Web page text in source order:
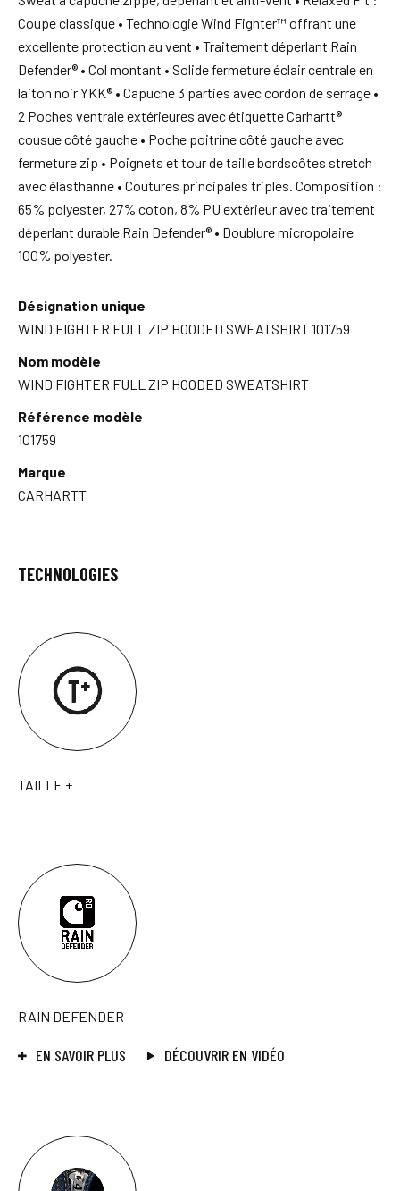
Coupe classique • Technologie Wind Fighter™ offrant une
excellente protection au vent • Traitement déperlant Rain
Defender® • Col montant • Solide fermeture éclair centrale en
laiton noir YKK® • Capuche 3 parties avec cordon de serrage •
2 Poches ventrale extérieures avec étiquette Carhartt®
cousue côté gauche • Poche poitrine côté gauche avec
fermeture zip • Poignets et tour de taille bordscôtes stretch
avec élasthanne • Coutures principales triples. Composition :
65% polyester, 27% coton, 8% PU extérieur avec traitement
déperlant durable Rain Defender® • Doublure micropolaire
100% polyester.
Désignation unique
WIND FIGHTER FULL ZIP HOODED SWEATSHIRT 101759
Nom modèle
WIND FIGHTER FULL ZIP HOODED SWEATSHIRT
Référence modèle
101759
Marque
CARHARTT
TECHNOLOGIES
TAILLE +
RAIN DEFENDER
EN SAVOIR PLUS DÉCOUVRIR EN VIDÉO